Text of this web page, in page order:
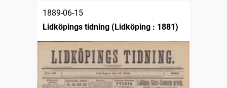
1889-06-15
Lidköpings tidning (Lidköping : 1881)